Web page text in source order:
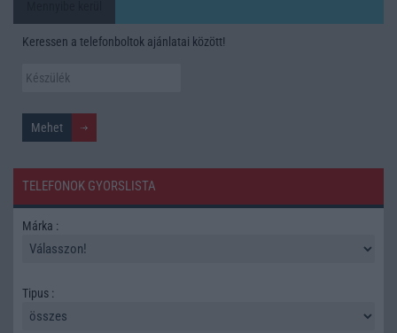
Keressen a telefonboltok ajánlatai között!
TELEFONOK GYORSLISTA
Márka :
Tipus :